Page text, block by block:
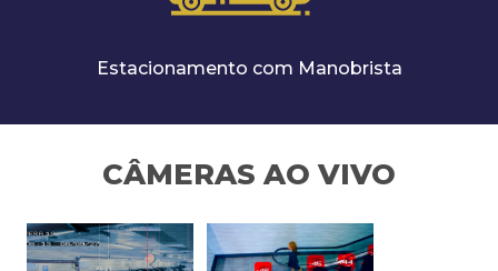
Estacionamento com Manobrista
CÂMERAS AO VIVO